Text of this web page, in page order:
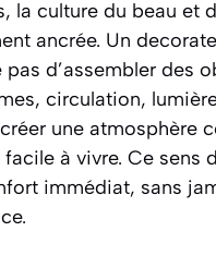
la culture du beau et
ancrée. Un
d’assembler des
circulation,
une atmosphère
à vivre. Ce sens
immédiat, sans